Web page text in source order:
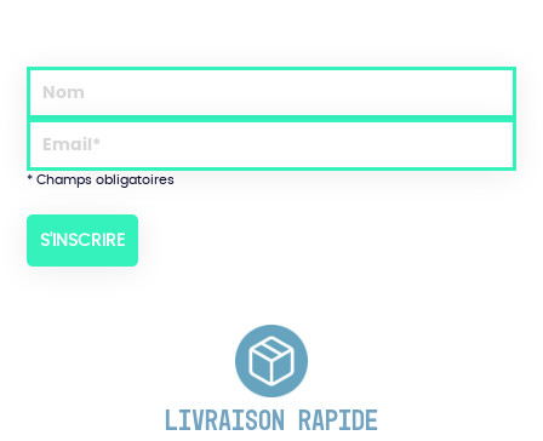
* Champs obligatoires
LIVRAISON RAPIDE